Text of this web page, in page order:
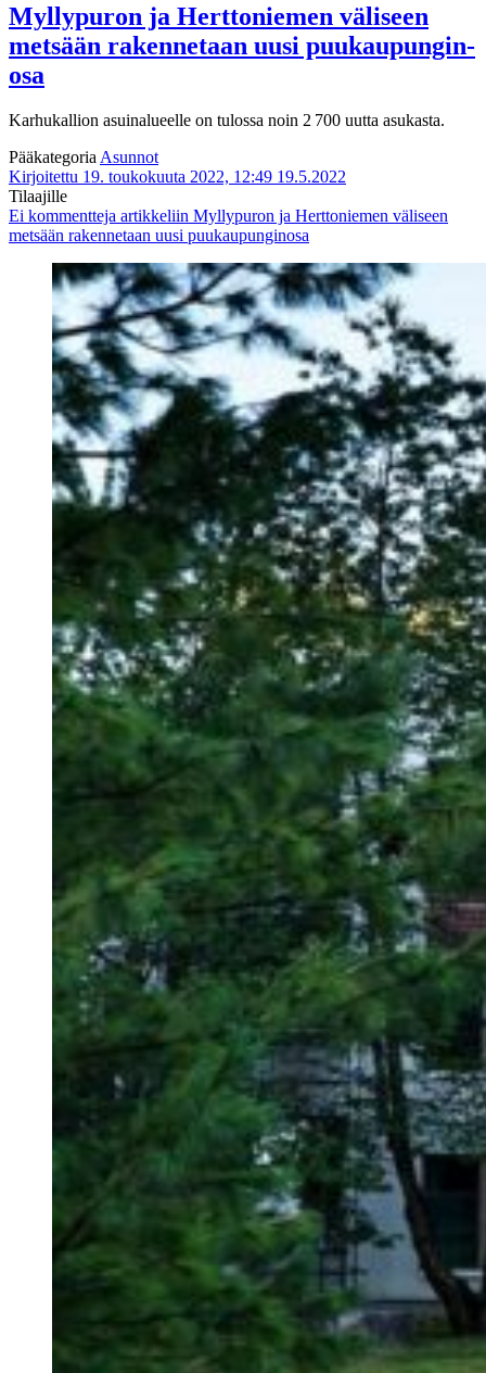
Mylly­puron ja Hertto­niemen väliseen
metsään rakennetaan uusi puu­kaupungin­
osa
Karhukallion asuinalueelle on tulossa noin 2 700 uutta asukasta.
PääkategoriaAsunnot
Kirjoitettu 19. toukokuuta 2022, 12:49 19.5.2022
Tilaajille
Ei kommentteja artikkeliin Mylly­puron ja Hertto­niemen väliseen
metsään rakennetaan uusi puu­kaupungin­osa